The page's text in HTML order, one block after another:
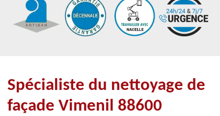
Spécialiste du nettoyage de
façade Vimenil 88600